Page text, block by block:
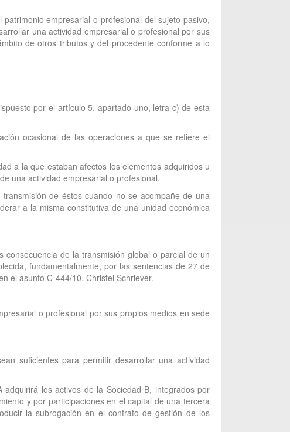
empresarial o profesional del sujeto pasivo,
una actividad empresarial o profesional por sus
de otros tributos y del procedente conforme a lo
por el artículo 5, apartado uno, letra c) de esta
ocasional de las operaciones a que se refiere el
a la que estaban afectos los elementos adquiridos u
una actividad empresarial o profesional.
de éstos cuando no se acompañe de una
a la misma constitutiva de una unidad económica
de la transmisión global o parcial de un
fundamentalmente, por las sentencias de 27 de
el asunto C-444/10, Christel Schriever.
o profesional por sus propios medios en sede
suficientes para permitir desarrollar una actividad
los activos de la Sociedad B, integrados por
y por participaciones en el capital de una tercera
la subrogación en el contrato de gestión de los